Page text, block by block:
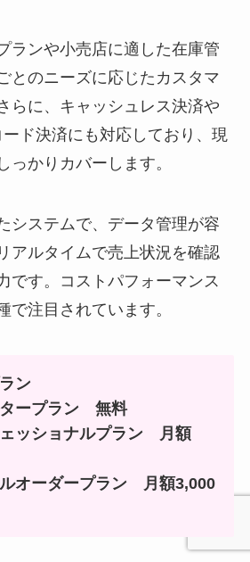
ランや小売店に適した在庫管
とのニーズに応じたカスタマ
らに、キャッシュレス決済や
ド決済にも対応しており、現
っかりカバーします。
システムで、データ管理が容
アルタイムで売上状況を確認
です。コストパフォーマンス
で注目されています。
ン
タープラン 無料
ェッショナルプラン 月額
ルオーダープラン 月額3,000